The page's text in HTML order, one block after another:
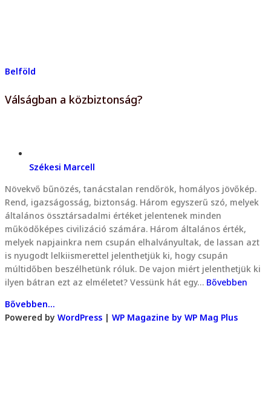
Belföld
Válságban a közbiztonság?
Székesi Marcell
Növekvő bűnözés, tanácstalan rendőrök, homályos jövőkép.
Rend, igazságosság, biztonság. Három egyszerű szó, melyek
általános össztársadalmi értéket jelentenek minden
működőképes civilizáció számára. Három általános érték,
melyek napjainkra nem csupán elhalványultak, de lassan azt
is nyugodt lelkiismerettel jelenthetjük ki, hogy csupán
múltidőben beszélhetünk róluk. De vajon miért jelenthetjük ki
ilyen bátran ezt az elméletet? Vessünk hát egy… Bővebben
Bővebben...
Powered by WordPress | WP Magazine by WP Mag Plus